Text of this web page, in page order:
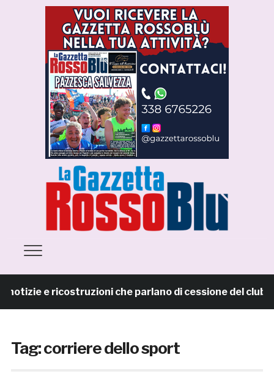
e ricostruzioni che parlano di cessione del club. IL
Tag:corriere dello sport